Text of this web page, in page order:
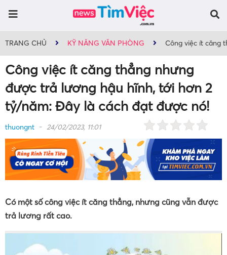
TRANG CHỦ KỸ NĂNG VĂN PHÒNG Công việc ít căng
Công việc ít căng thẳng nhưng
được trả lương hậu hĩnh, tới hơn 2
tỷ/năm: Đây là cách đạt được nó!
thuongnt 24/02/2023, 11:01
Có một số công việc ít căng thẳng, nhưng cũng vẫn được
trả lương rất cao.